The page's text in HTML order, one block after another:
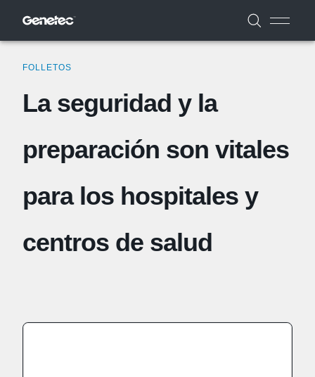
FOLLETOS
La seguridad y la
preparación son vitales
para los hospitales y
centros de salud